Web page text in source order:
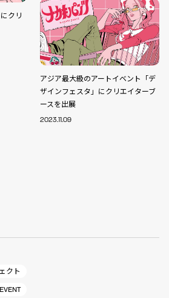
クリ
アジア最大級のアートイベント「デ
ザインフェスタ」にクリエイターブ
ースを出展
2023.11.09
クト
EVENT